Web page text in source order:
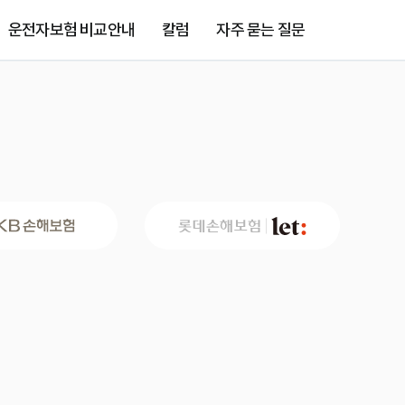
운전자보험 비교안내 칼럼 자주 묻는 질문